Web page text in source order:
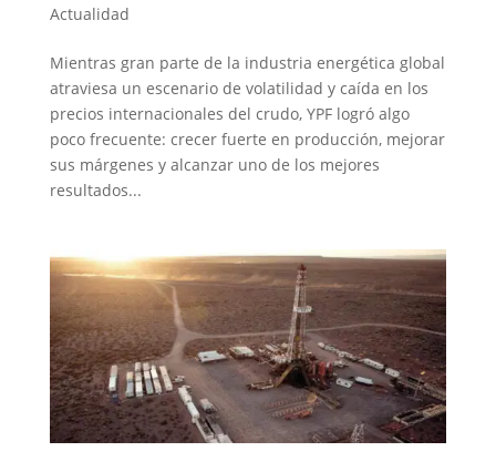
Actualidad
Mientras gran parte de la industria energética global
atraviesa un escenario de volatilidad y caída en los
precios internacionales del crudo, YPF logró algo
poco frecuente: crecer fuerte en producción, mejorar
sus márgenes y alcanzar uno de los mejores
resultados...